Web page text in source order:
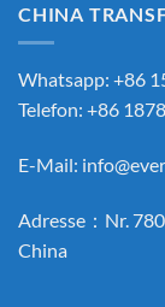
CHINA
Whatsapp: +86
Telefon: +86
E-Mail:
Adresse：Nr.
China